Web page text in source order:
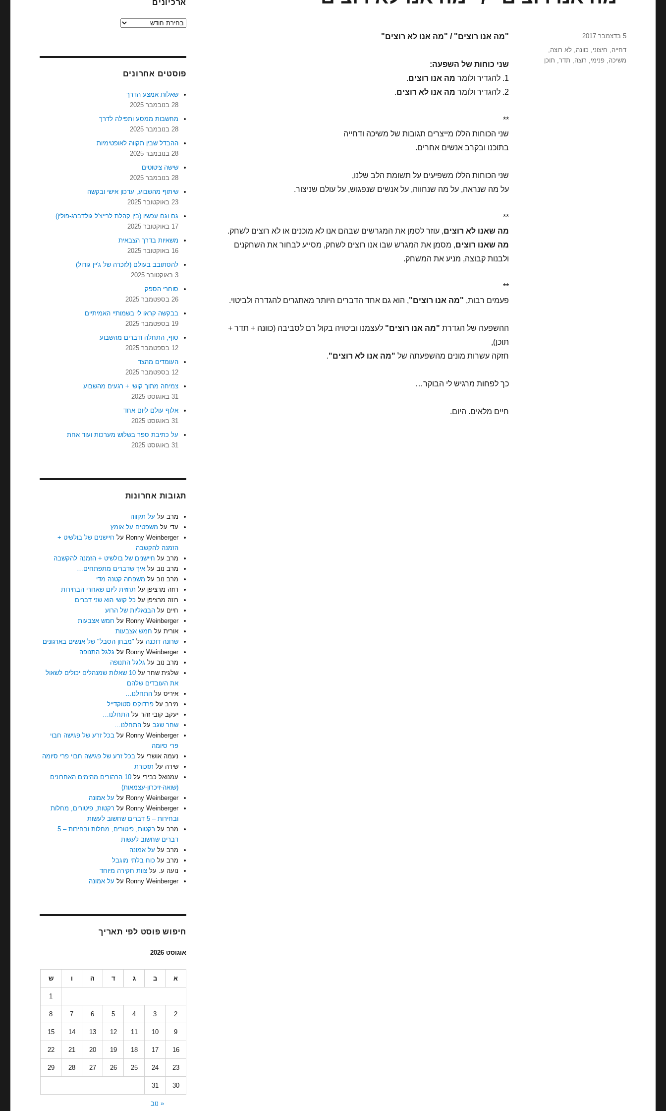
"מה אנו רוצים" / "מה אנו לא רוצים"
שני כוחות של השפעה:
1. להגדיר ולומר
מה אנו רוצים.
2. להגדיר ולומר
מה אנו לא רוצים.
**
שני הכוחות הללו מייצרים תגובות של משיכה ודחייה
בתוכנו ובקרב אנשים אחרים.
שני הכוחות הללו משפיעים על תשומת הלב שלנו,
על מה שנראה, על מה שנחווה, על אנשים שנפגוש, על עולם שניצור.
**
מה שאנו לא רוצים, עוזר לסמן את המגרשים שבהם אנו לא מוכנים או לא רוצים לשחק.
מה שאנו רוצים, מסמן את המגרש שבו אנו רוצים לשחק, מסייע לבחור את השחקנים
ולבנות קבוצה, מניע את המשחק.
**
פעמים רבות, "מה אנו רוצים", הוא גם אחד הדברים היותר מאתגרים להגדרה ולביטוי.
ההשפעה של הגדרת "מה אנו רוצים" לעצמנו וביטויה בקול רם לסביבה (כוונה + תדר +
תוכן),
חזקה עשרות מונים מהשפעתה של "מה אנו לא רוצים".
כך לפחות מרגיש לי הבוקר…
חיים מלאים. היום.
פורסם
5 בדצמבר 2017
תגיות
דחייה, חיצוני, כוונה,לא רוצה,
משיכה,פנימי, רוצה, תדר, תוכן
ארכיונים
ארכיונים
פוסטים אחרונים
שאלות אמצע הדרך
28 בנובמבר 2025
מחשבות ממסע ותפילה לדרך
28 בנובמבר 2025
ההבדל שבין תקווה לאופטימיות
28 בנובמבר 2025
שישה ציטוטים
28 בנובמבר 2025
שיתוף מהשבוע, עדכון אישי ובקשה
23 באוקטובר 2025
גם וגם עכשיו (בין קהלת לרייצ'ל גולדברג-פולין)
17 באוקטובר 2025
משאיות בדרך הצבאית
16 באוקטובר 2025
להסתובב בעולם (לזכרה של ג'יין גודול)
3 באוקטובר 2025
סוחרי הספק
26 בספטמבר 2025
בבקשה קראו לי בשמותיי האמיתיים
19 בספטמבר 2025
סוף, התחלה ודברים מהשבוע
12 בספטמבר 2025
העומדים מהצד
12 בספטמבר 2025
צמיחה מתוך קושי + רגעים מהשבוע
31 באוגוסט 2025
אלוף עולם ליום אחד
31 באוגוסט 2025
על כתיבת ספר בשלוש מערכות ועוד אחת
31 באוגוסט 2025
תגובות אחרונות
מרב על על תקווה
עדי על משפטים על אומץ
Ronny Weinberger על חיישנים של בולשיט +
הזמנה להקשבה
מרב על חיישנים של בולשיט + הזמנה להקשבה
מרב נוב עלאיך שדברים מתפתחים…
מרב נוב על משפחה קטנה מדי
רוזה מרציפן על תחזית ליום שאחרי הבחירות
רוזה מרציפן על כל קושי הוא שני דברים
חיים עלהבנאליות של הרוע
Ronny Weinberger על חמש אצבעות
אורית על חמש אצבעות
שרונה דוכנה על "מבחן הסבל" של אנשים בארגונים
Ronny Weinberger על גלגל התנופה
מרב נוב על גלגל התנופה
שלגית שחר על
10 שאלות שמנהלים יכולים לשאול
את העובדים שלהם
איריס עלהתחלנו…
מירב עלפרדוקס סטוקדייל
יעקב קובי זהר עלהתחלנו…
שחר שגב עלהתחלנו…
Ronny Weinberger עלבכל זרע של פגישה חבוי
פרי סיומה
נעמה אושרי עלבכל זרע של פגישה חבוי פרי סיומה
שירה על תזכורת
עמנואל כבירי על
10 הרהורים מהימים האחרונים
(שואה-זיכרון-עצמאות)
Ronny Weinberger על על אמונה
Ronny Weinberger על רקטות, פיטורים, מחלות
ובחירות – 5 דברים שחשוב לעשות
מרב על
רקטות, פיטורים, מחלות ובחירות – 5
דברים שחשוב לעשות
מרב על על אמונה
מרב על כוח בלתי מוגבל
נועה ע. עלצוות חקירה מיוחד
Ronny Weinberger על על אמונה
חיפוש פוסט לפי תאריך
אוגוסט 2026
א ב ג ד ה ו ש
1
2
3
4
5
6
7
8
9
10
11
12
13
14
15
16
17
18
19
20
21
22
23
24
25
26
27
28
29
30
31
« נוב